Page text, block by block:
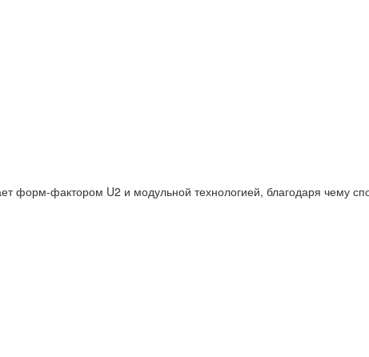
форм-фактором U2 и модульной технологией, благодаря чему